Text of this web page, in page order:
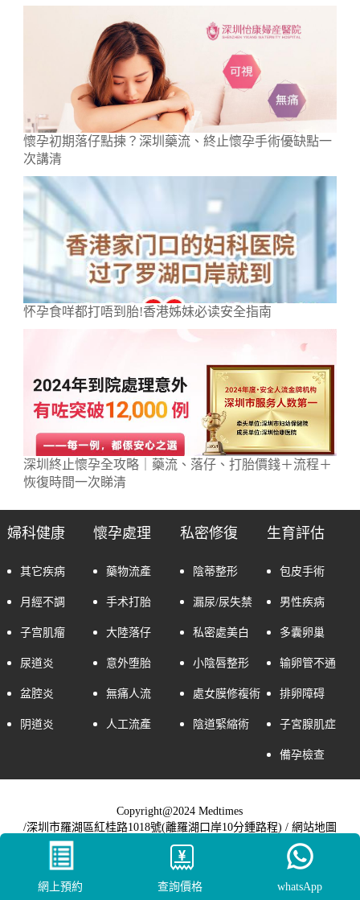
網上預約 查詢價格 whatsApp
懷孕初期落仔點揀？深圳藥流、終止懷孕手術優缺點一
次講清
怀孕食咩都打唔到胎!香港姊妹必读安全指南
深圳終止懷孕全攻略｜藥流、落仔、打胎價錢＋流程＋
恢復時間一次睇清
婦科健康
其它疾病
月經不調
子宫肌瘤
尿道炎
盆腔炎
阴道炎
懷孕處理
藥物流產
手术打胎
大陸落仔
意外堕胎
無痛人流
人工流產
私密修復
陰蒂整形
漏尿/尿失禁
私密處美白
小陰唇整形
處女膜修複術
陰道緊縮術
生育評估
包皮手術
男性疾病
多囊卵巢
输卵管不通
排卵障碍
子宮腺肌症
備孕檢查
Copyright@2024 Medtimes
/深圳市羅湖區紅桂路1018號(離羅湖口岸10分鍾路程) / 網站地圖